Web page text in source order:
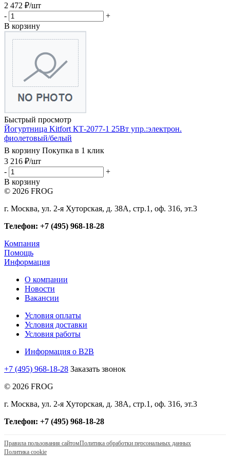
2 472 ₽/шт
-
+
В корзину
Быстрый просмотр
Йогуртница Kitfort КТ-2077-1 25Вт упр.:электрон.
фиолетовый/белый
В корзину Покупка в 1 клик
3 216 ₽/шт
-
+
В корзину
© 2026 FROG
г. Москва, ул. 2-я Хуторская, д. 38А, стр.1, оф. 316, эт.3
Телефон: +7 (495) 968-18-28
Компания
Помощь
Информация
О компании
Новости
Вакансии
Условия оплаты
Условия доставки
Условия работы
Информация о B2B
+7 (495) 968-18-28 Заказать звонок
© 2026 FROG
г. Москва, ул. 2-я Хуторская, д. 38А, стр.1, оф. 316, эт.3
Телефон: +7 (495) 968-18-28
Правила пользования сайтомПолитика обработки персональных данных
Политика cookie